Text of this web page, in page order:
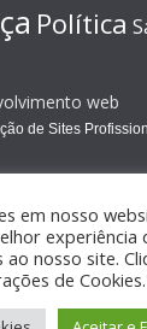
Política
de Sites
GAZETA
reservados.
em nosso
experiência
nosso site.
de